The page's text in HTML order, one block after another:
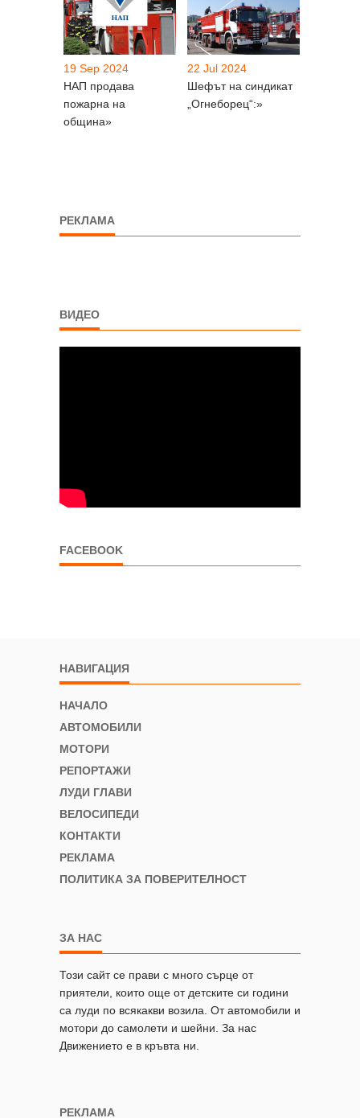
19 Sep 2024
НАП продава
пожарна на
община»
22 Jul 2024
Шефът на синдикат
„Огнеборец“:»
РЕКЛАМА
ВИДЕО
FACEBOOK
НАВИГАЦИЯ
НАЧАЛО
АВТОМОБИЛИ
МОТОРИ
РЕПОРТАЖИ
ЛУДИ ГЛАВИ
ВЕЛОСИПЕДИ
КОНТАКТИ
РЕКЛАМА
ПОЛИТИКА ЗА ПОВЕРИТЕЛНОСТ
ЗА НАС
Този сайт се прави с много сърце от
приятели, които още от детските си години
са луди по всякакви возила. От автомобили и
мотори до самолети и шейни. За нас
Движението е в кръвта ни.
РЕКЛАМА